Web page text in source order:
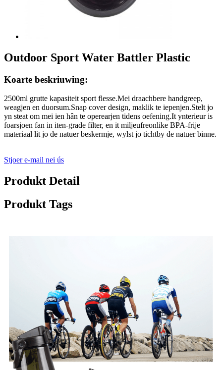
Outdoor Sport Water Battler Plastic
Koarte beskriuwing:
2500ml grutte kapasiteit sport flesse.Mei draachbere handgreep,
weagjen en duorsum.Snap cover design, maklik te iepenjen.Stelt jo
yn steat om mei ien hân te operearjen tidens oefening.It ynterieur is
foarsjoen fan in iten-grade filter, en it miljeufreonlike BPA-frije
materiaal lit jo de natuer beskermje, wylst jo tichtby de natuer binne.
Stjoer e-mail nei ús
Produkt Detail
Produkt Tags